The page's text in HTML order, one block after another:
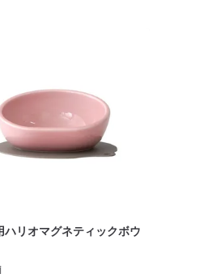
ハリオマグネティックボウ